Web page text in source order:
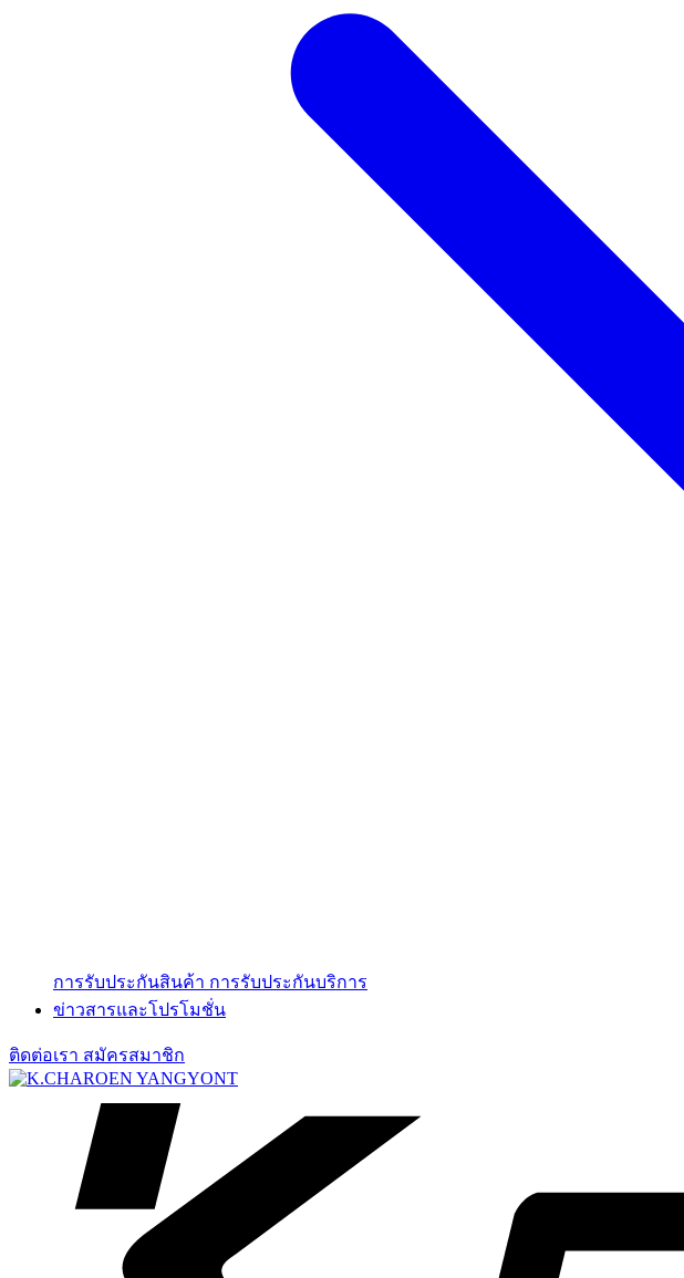
การรับประกันสินค้า การรับประกันบริการ
ข่าวสารและโปรโมชั่น
ติดต่อเรา สมัครสมาชิก